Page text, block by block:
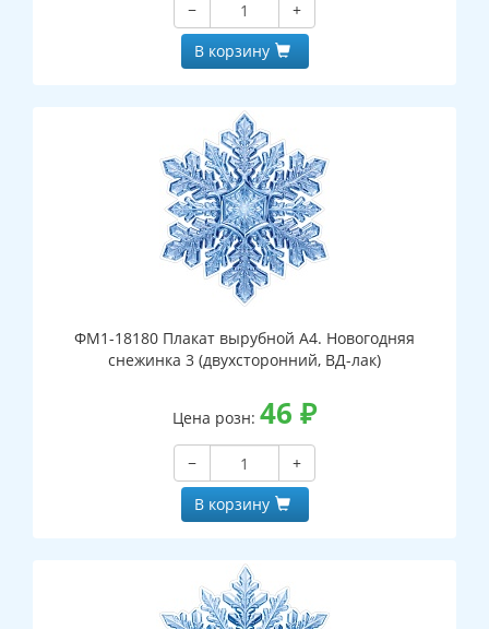
−
+
В корзину
ФМ1-18180 Плакат вырубной А4. Новогодняя
снежинка 3 (двухсторонний, ВД-лак)
Цена розн: 46 ₽
−
+
В корзину